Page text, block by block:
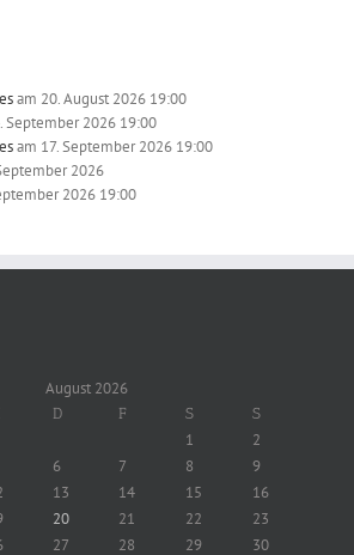
am 20. August 2026 19:00
September 2026 19:00
am 17. September 2026 19:00
2026
2026 19:00
August 2026
D F S S
1
2
6 7 8
9
13 14 15
16
20 21 22
23
27 28 29 30